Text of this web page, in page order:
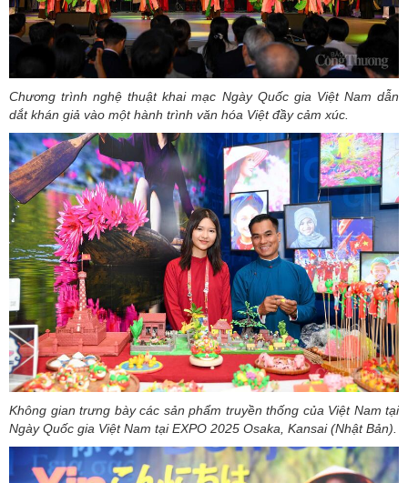
Chương trình nghệ thuật khai mạc Ngày Quốc gia Việt Nam dẫn
dắt khán giả vào một hành trình văn hóa Việt đầy cảm xúc.
Không gian trưng bày các sản phẩm truyền thống của Việt Nam tại
Ngày Quốc gia Việt Nam tại EXPO 2025 Osaka, Kansai (Nhật Bản).